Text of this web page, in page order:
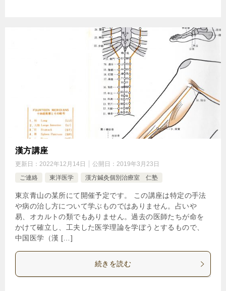
漢方講座
更新日： 2022年12月14日 公開日： 2019年3月23日
ご連絡
東洋医学 漢方鍼灸個別治療室 仁塾
東京青山の某所にて開催予定です。 この講座は特定の手法
や病の治し方について学ぶものではありません。占いや
易、オカルトの類でもありません。過去の医師たちが命を
かけて確立し、工夫した医学理論を学ぼうとするもので、
中国医学（漢 […]
続きを読む